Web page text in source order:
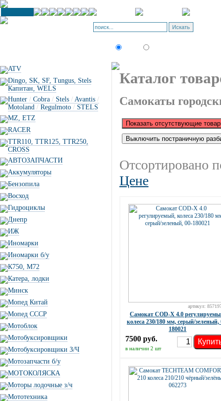
ATV
Dingo, SK, SF, Tungus, Stels
Капитан, WELS
Hunter / Cobra / Stels / Avantis /
Motoland / Regulmoto / STELS
MZ, ETZ
RACER
TTR110, TTR125, TTR250,
CROSS
АВТОЗАПЧАСТИ
Аккумуляторы
Бензопила
Восход
Гидроциклы
Днепр
ИЖ
Иномарки
Иномарки б/у
К750, М72
Катера, лодки
Минск
Мопед Китай
Мопед СССР
Мотоблок
Мотобуксировщики
Мотобуксировщики З/Ч
Мотозапчасти б/у
МОТОКОЛЯСКА
Моторы лодочные з/ч
Мототехника
Каталог
Самокаты
Отсортировано
Цене
артикул:
Самокат COD-X 4.0
колеса 230/180 мм, серый/зеленый,
180021
7500 руб.
в наличии 2 шт